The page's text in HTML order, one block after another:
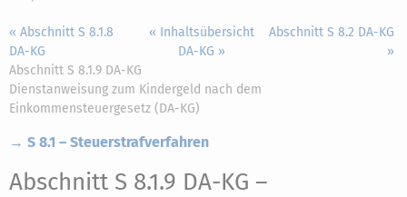
« Abschnitt S 8.1.8
DA-KG
« Inhaltsübersicht
DA-KG »
Abschnitt S 8.2 DA-KG
»
Abschnitt S 8.1.9 DA-KG
Dienstanweisung zum Kindergeld nach dem
Einkommensteuergesetz (DA-KG)
→ S 8.1 – Steuerstrafverfahren
Abschnitt S 8.1.9 DA-KG –